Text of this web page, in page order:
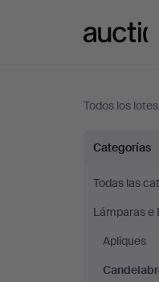
Todos los
en
Arce
Categorías
Todas las
Lámparas e
Apliques